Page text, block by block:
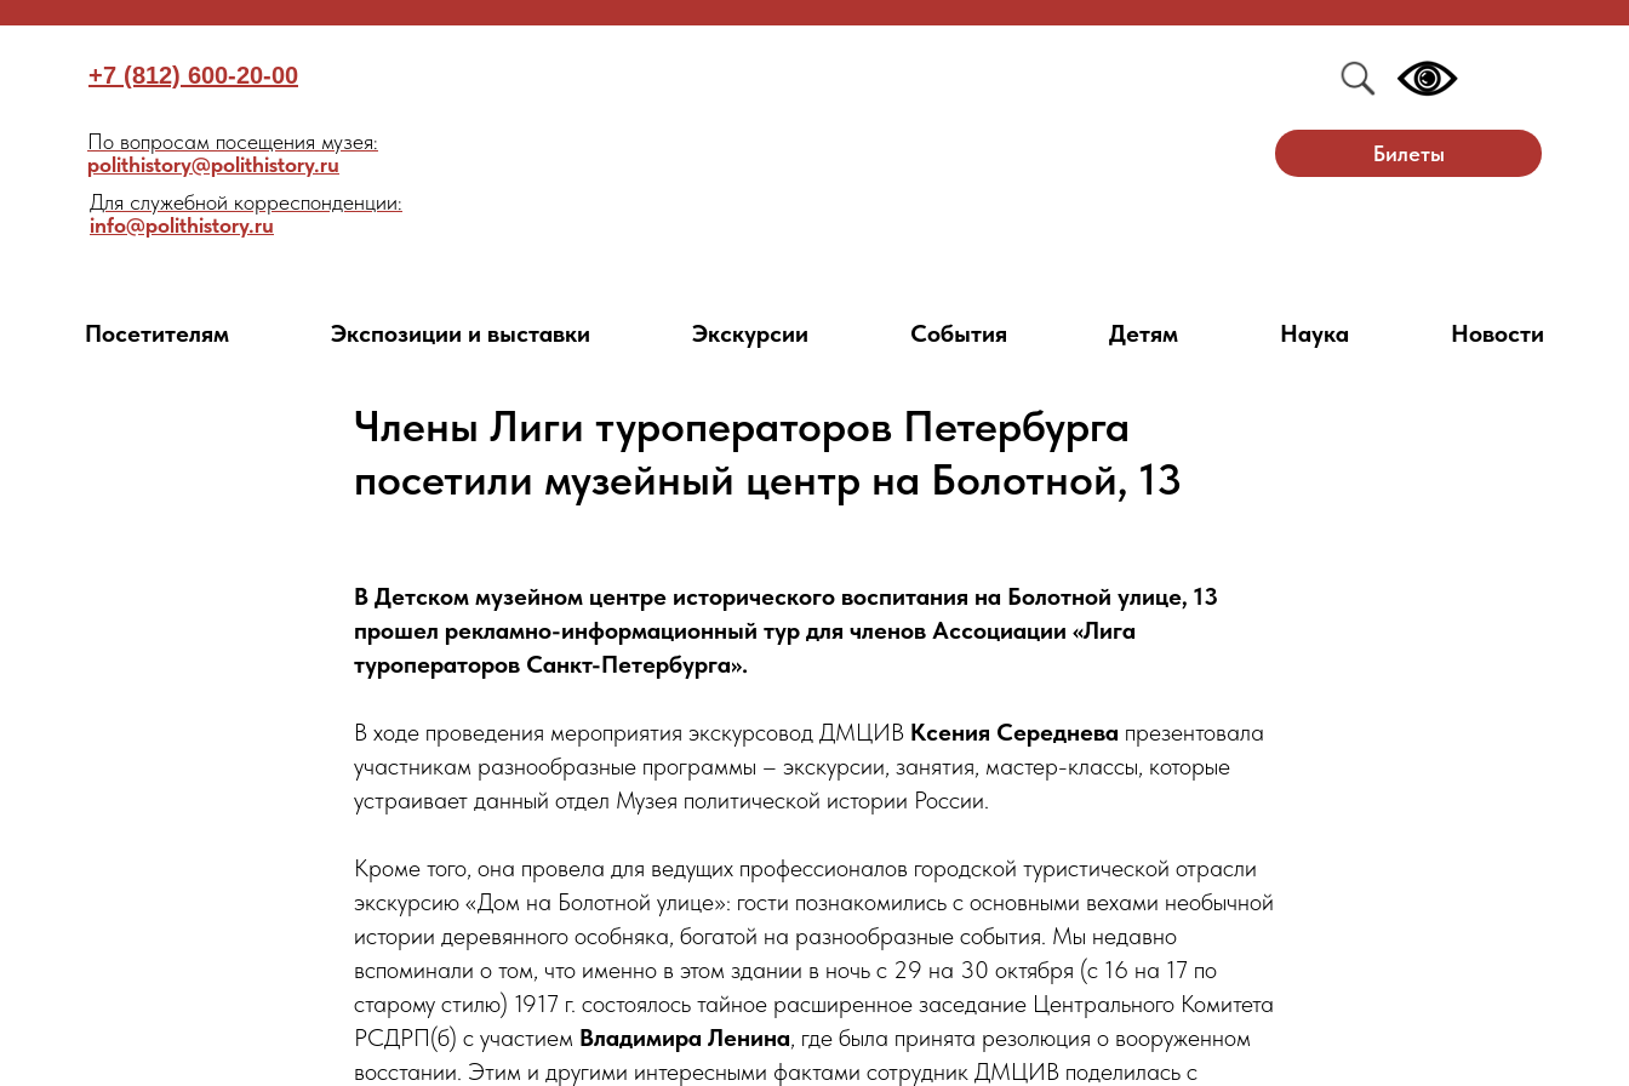
Билеты
+7 (812) 600-20-00
По вопросам посещения музея:
polithistory@polithistory.ru
Для служебной корреспонденции:
info@polithistory.ru
Посетителям Экспозиции и выставки Экскурсии События Детям Наука Новости
Члены Лиги туроператоров Петербурга
посетили музейный центр на Болотной, 13
В Детском музейном центре исторического воспитания на Болотной улице, 13
прошел рекламно-информационный тур для членов Ассоциации «Лига
туроператоров Санкт-Петербурга».
В ходе проведения мероприятия экскурсовод ДМЦИВ Ксения Середнева презентовала
участникам разнообразные программы – экскурсии, занятия, мастер-классы, которые
устраивает данный отдел Музея политической истории России.
Кроме того, она провела для ведущих профессионалов городской туристической отрасли
экскурсию «Дом на Болотной улице»: гости познакомились с основными вехами необычной
истории деревянного особняка, богатой на разнообразные события. Мы недавно
вспоминали о том, что именно в этом здании в ночь с 29 на 30 октября (с 16 на 17 по
старому стилю) 1917 г. состоялось тайное расширенное заседание Центрального Комитета
РСДРП(б) с участием Владимира Ленина, где была принята резолюция о вооруженном
восстании. Этим и другими интересными фактами сотрудник ДМЦИВ поделилась с